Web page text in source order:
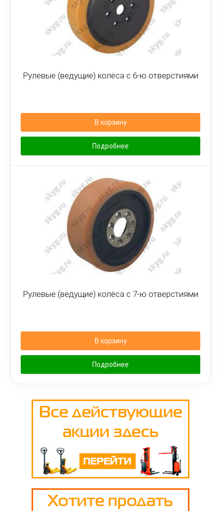
Рулевые (ведущие) колёса с 6-ю отверстиями
В корзину
Подробнее
Рулевые (ведущие) колёса с 7-ю отверстиями
В корзину
Подробнее